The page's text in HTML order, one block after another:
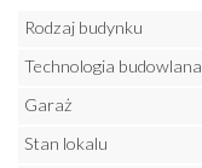
Rodzaj budynku
Technologia budowlana
Garaż
Stan lokalu